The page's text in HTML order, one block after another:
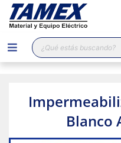
Búsqueda
de
productos
Blanco